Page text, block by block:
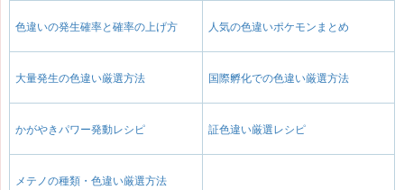
色違いの発生確率と確率の上げ方 人気の色違いポケモンまとめ
大量発生の色違い厳選方法 国際孵化での色違い厳選方法
かがやきパワー発動レシピ 証色違い厳選レシピ
メテノの種類・色違い厳選方法